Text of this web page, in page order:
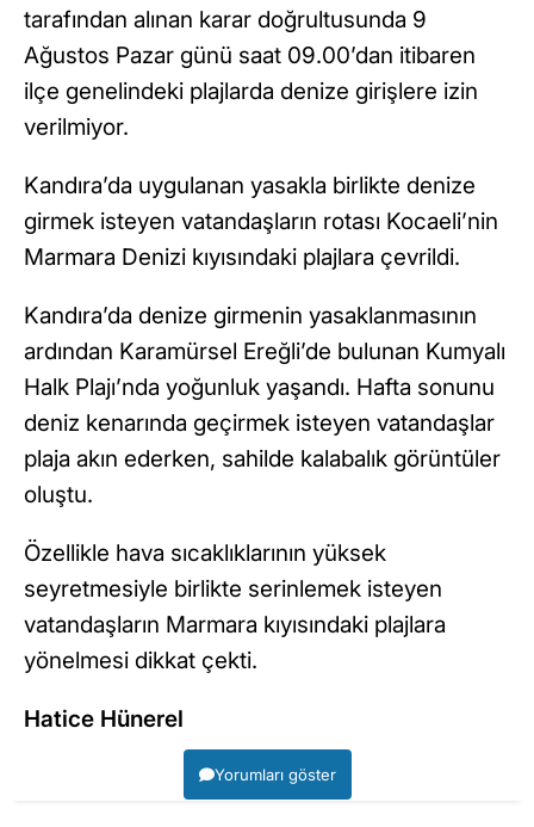
tarafından alınan karar doğrultusunda 9
Ağustos Pazar günü saat 09.00’dan itibaren
ilçe genelindeki plajlarda denize girişlere izin
verilmiyor.
Kandıra’da uygulanan yasakla birlikte denize
girmek isteyen vatandaşların rotası Kocaeli’nin
Marmara Denizi kıyısındaki plajlara çevrildi.
Kandıra’da denize girmenin yasaklanmasının
ardından Karamürsel Ereğli’de bulunan Kumyalı
Halk Plajı’nda yoğunluk yaşandı. Hafta sonunu
deniz kenarında geçirmek isteyen vatandaşlar
plaja akın ederken, sahilde kalabalık görüntüler
oluştu.
Özellikle hava sıcaklıklarının yüksek
seyretmesiyle birlikte serinlemek isteyen
vatandaşların Marmara kıyısındaki plajlara
yönelmesi dikkat çekti.
Hatice Hünerel
Yorumları göster